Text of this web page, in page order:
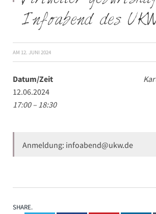
Infoabend des
AM 12. JUNI 2024
Datum/Zeit
12.06.2024
17:00 – 18:30
Anmeldung: infoabend@ukw.de
SHARE.